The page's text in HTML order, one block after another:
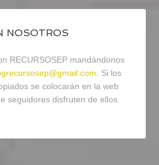
NOSOTROS
RECURSOSEP mandándonos
. Si los
se colocarán en la web
seguidores disfruten de ellos.